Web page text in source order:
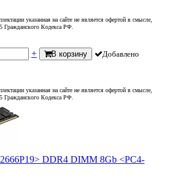
указанная на сайте не является офертой в смысле,
Гражданского Кодекса РФ.
+ В корзину Добавлено
указанная на сайте не является офертой в смысле,
Гражданского Кодекса РФ.
DDR4 DIMM 8Gb <PC4-